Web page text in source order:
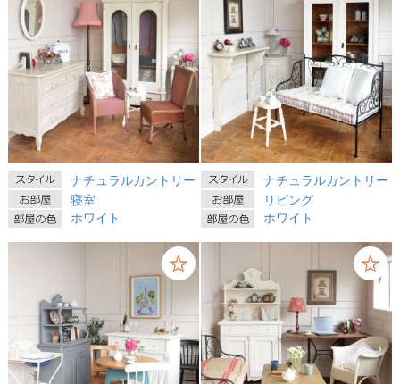
ナチュラルカントリー
寝室
ホワイト
ナチュラルカントリー
リビング
ホワイト